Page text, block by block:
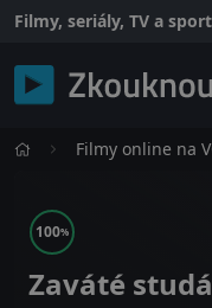
Filmy, seriály, TV a
Filmy online na
100%
Zaváté